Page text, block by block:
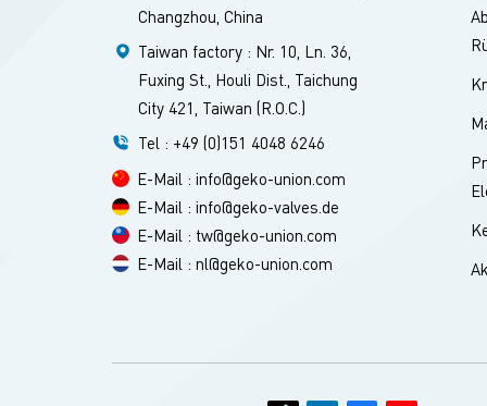
Changzhou, China
Taiwan factory : Nr. 10, Ln. 36,
Fuxing St., Houli Dist., Taichung
City 421, Taiwan (R.O.C.)
Tel : +49 (0)151 4048 6246
E-Mail : info@geko-union.com
E-Mail : info@geko-valves.de
E-Mail : tw@geko-union.com
E-Mail : nl@geko-union.com